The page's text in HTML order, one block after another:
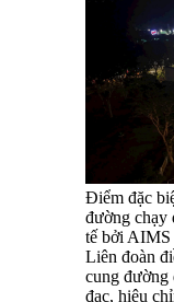
Điểm đặc
đường chạy
tế bởi AIMS
Liên đoàn
cung đường
đạc, hiệu